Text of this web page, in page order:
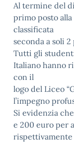
Al termine del
primo posto alla
classificata
seconda a soli
Tutti gli
Italiano hanno
con il
logo del Liceo
l’impegno
Si evidenzia
e 200 euro per
rispettivamente